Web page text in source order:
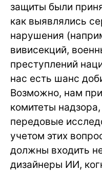
защиты были
как выявлялись
нарушения
вивисекций,
преступлений
нас есть шанс
Возможно, нам
комитеты
передовые
учетом этих
должны входить
дизайнеры ИИ,